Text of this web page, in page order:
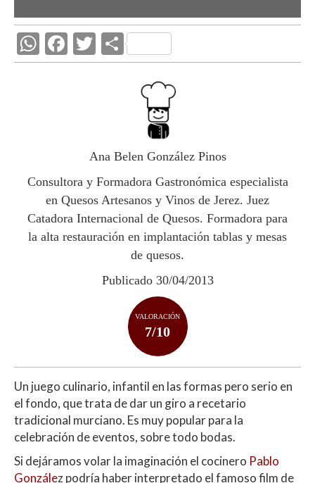
W
h
p
F
ac
k
T
w
C
o
m
ti
r
Ana Belen González Pinos
Consultora y Formadora Gastronómica especialista
en Quesos Artesanos y Vinos de Jerez. Juez
Catadora Internacional de Quesos. Formadora para
la alta restauración en implantación tablas y mesas
de quesos.
Publicado 30/04/2013
VALORACIÓN
7/10
Un juego culinario, infantil en las formas pero serio en
el fondo, que trata de dar un giro a recetario
tradicional murciano. Es muy popular para la
celebración de eventos, sobre todo bodas.
Si dejáramos volar la imaginación el cocinero Pablo
González podría haber interpretado el famoso film de